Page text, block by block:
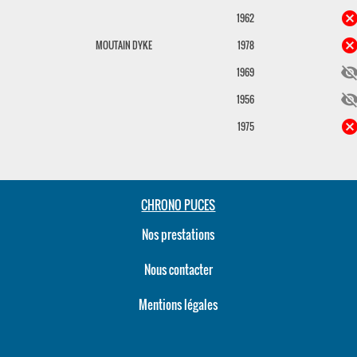
1962 cancel
MOUTAIN DYKE 1978 cancel
1969
1956
1975 cancel
CHRONO PUCES
Nos prestations
Nous contacter
Mentions légales